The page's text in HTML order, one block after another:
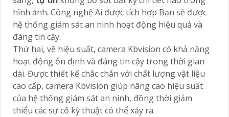
hình ảnh. Công nghệ Ai được tích hợp Bạn sẽ được
hệ thống giám sát an ninh hoạt động hiệu quả và
đáng tin cậy.
Thứ hai, về hiệu suất, camera Kbvision có khả năng
hoạt động ổn định và đáng tin cậy trong thời gian
dài. Được thiết kế chắc chắn với chất lượng vật liệu
cao cấp, camera Kbvision giúp nâng cao hiệu suất
của hệ thống giám sát an ninh, đồng thời giảm
thiểu các sự cố kỹ thuật có thể xảy ra.